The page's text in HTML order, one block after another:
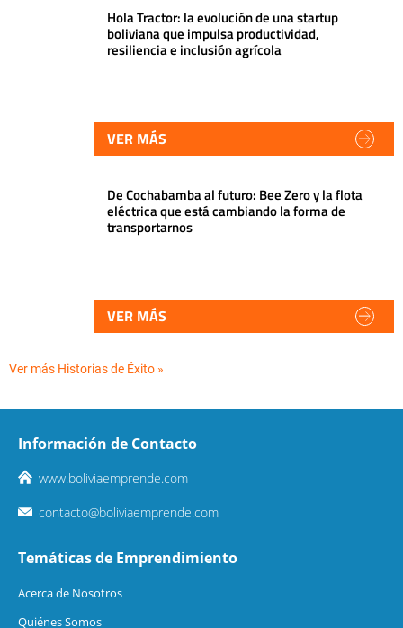
Hola Tractor: la evolución de una startup
boliviana que impulsa productividad,
resiliencia e inclusión agrícola
VER MÁS
De Cochabamba al futuro: Bee Zero y la flota
eléctrica que está cambiando la forma de
transportarnos
VER MÁS
Ver más Historias de Éxito »
Información de Contacto
www.boliviaemprende.com
contacto@boliviaemprende.com
Temáticas de Emprendimiento
Acerca de Nosotros
Quiénes Somos